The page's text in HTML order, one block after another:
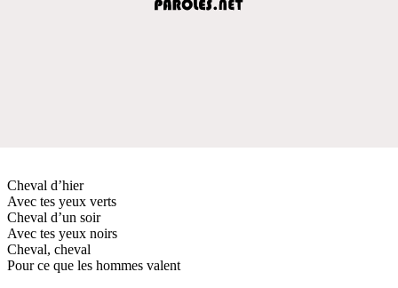
Cheval d’hier
Avec tes yeux verts
Cheval d’un soir
Avec tes yeux noirs
Cheval, cheval
Pour ce que les hommes valent